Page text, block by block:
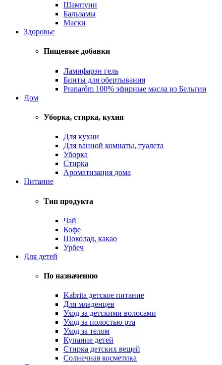
Шампуни
Бальзамы
Маски
Здоровье
Пищевые добавки
Ламифарэн гель
Бинты для обертывания
Pranarôm 100% эфирные масла из Бельгии
Дом
Уборка, стирка, кухня
Для кухни
Для ванной комнаты, туалета
Уборка
Стирка
Ароматизация дома
Питание
Тип продукта
Чай
Кофе
Шоколад, какао
Урбеч
Для детей
По назначению
Kabrita детское питание
Для младенцев
Уход за детскими волосами
Уход за полостью рта
Уход за телом
Купание детей
Стирка детских вещей
Солнечная косметика